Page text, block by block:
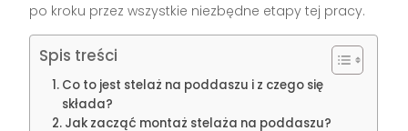
po kroku przez wszystkie niezbędne etapy tej pracy.
Spis treści
Co to jest stelaż na poddaszu i z czego się
składa?
Jak zacząć montaż stelaża na poddaszu?